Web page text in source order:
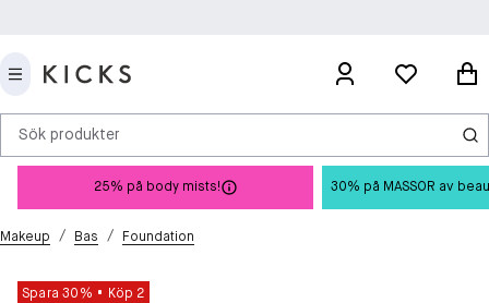
Sök produkter
25% på body mists! 30% på MASSOR av
Makeup / Bas / Foundation
Spara 30% Köp 2